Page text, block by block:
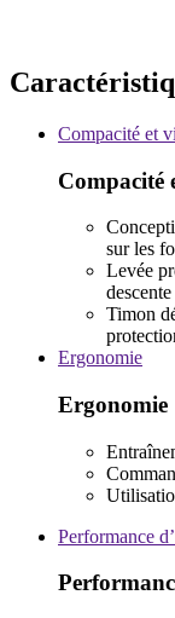
Compacité et
Compacité
sur les
Levée
Timon
Ergonomie
Ergonomie
Performance